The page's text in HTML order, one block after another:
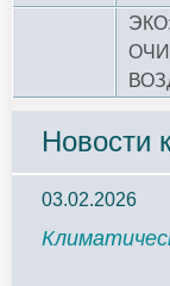
Новости
03.02.2026